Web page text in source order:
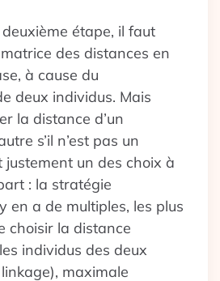
étape, il faut
des distances en
à cause du
deux individus. Mais
la distance d’un
s’il n’est pas un
justement un des choix à
: la stratégie
en a de multiples, les plus
choisir la distance
individus des deux
maximale